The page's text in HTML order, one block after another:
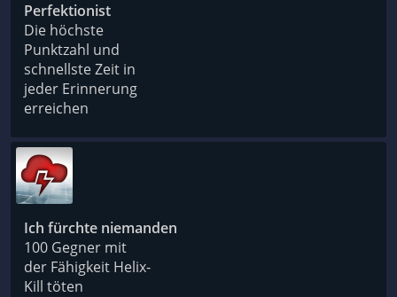
Perfektionist
Die höchste
Punktzahl und
schnellste Zeit in
jeder Erinnerung
erreichen
Ich fürchte niemanden
100 Gegner mit
der Fähigkeit Helix-
Kill töten